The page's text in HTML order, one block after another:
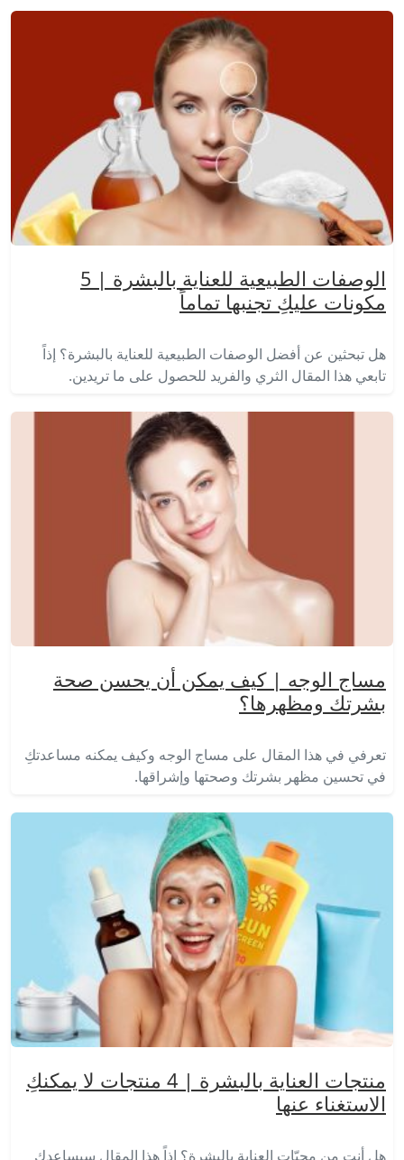
الوصفات الطبيعية للعناية بالبشرة | 5
مكونات عليكِ تجنبها تماماً
هل تبحثين عن أفضل الوصفات الطبيعية للعناية بالبشرة؟ إذاً
تابعي هذا المقال الثري والفريد للحصول على ما تريدين.
مساج الوجه | كيف يمكن أن يحسن صحة
بشرتك ومظهرها؟
تعرفي في هذا المقال على مساج الوجه وكيف يمكنه مساعدتكِ
في تحسين مظهر بشرتك وصحتها وإشراقها.
منتجات العناية بالبشرة | 4 منتجات لا يمكنكِ
الاستغناء عنها
هل أنتِ من محبّات العناية بالبشرة؟ إذاً هذا المقال سيساعدك